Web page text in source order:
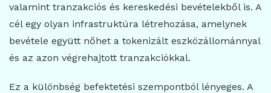
valamint tranzakciós és kereskedési bevételekből is. A
cél egy olyan infrastruktúra létrehozása, amelynek
bevétele együtt nőhet a tokenizált eszközállománnyal
és az azon végrehajtott tranzakciókkal.
Ez a különbség befektetési szempontból lényeges. A